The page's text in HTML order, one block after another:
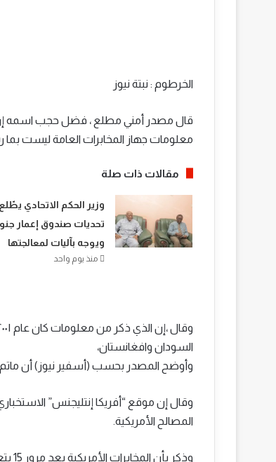
الخرطوم : نبتة نيوز
معلومات جهاز المخابرات العامة ليست
مقالات ذات صلة
​وزير الحكم الاتحادي
تحديات صندوق إعمار
ويوجه بآليات لمعالجتها
منذ يوم واحد
السودان وافغانستان،
وأوضح المصدر بحسب (أسفير نيوز) أن
المصالح الأمريكية.